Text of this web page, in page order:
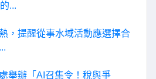
...
，提醒從事水域活動應選擇合
舉辦「AI召集令！稅與爭